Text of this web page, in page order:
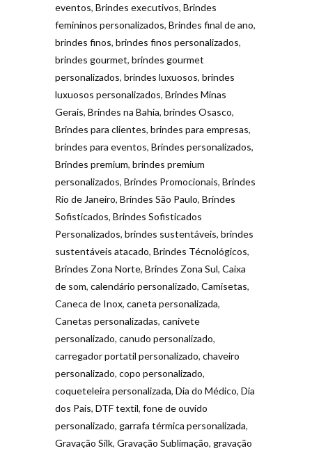
eventos, Brindes executivos, Brindes
femininos personalizados, Brindes final de ano,
brindes finos, brindes finos personalizados,
brindes gourmet, brindes gourmet
personalizados, brindes luxuosos, brindes
luxuosos personalizados, Brindes Minas
Gerais, Brindes na Bahia, brindes Osasco,
Brindes para clientes, brindes para empresas,
brindes para eventos, Brindes personalizados,
Brindes premium, brindes premium
personalizados, Brindes Promocionais, Brindes
Rio de Janeiro, Brindes São Paulo, Brindes
Sofisticados, Brindes Sofisticados
Personalizados, brindes sustentáveis, brindes
sustentáveis atacado, Brindes Técnológicos,
Brindes Zona Norte, Brindes Zona Sul, Caixa
de som, calendário personalizado, Camisetas,
Caneca de Inox, caneta personalizada,
Canetas personalizadas, canivete
personalizado, canudo personalizado,
carregador portatil personalizado, chaveiro
personalizado, copo personalizado,
coqueteleira personalizada, Dia do Médico, Dia
dos Pais, DTF textil, fone de ouvido
personalizado, garrafa térmica personalizada,
Gravação Silk, Gravação Sublimação, gravação